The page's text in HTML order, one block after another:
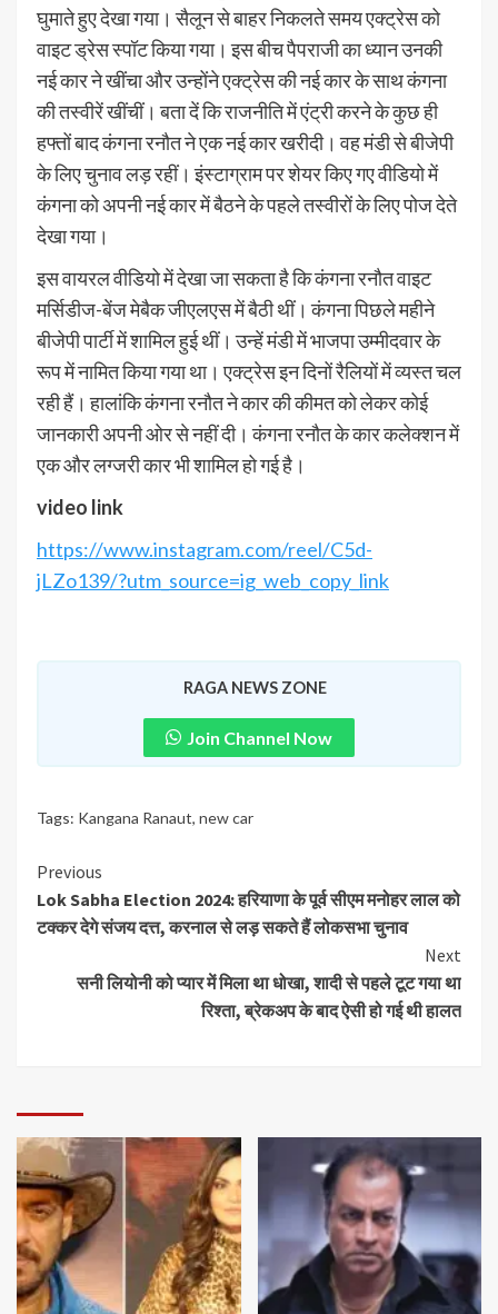
घुमाते हुए देखा गया। सैलून से बाहर निकलते समय एक्ट्रेस को
वाइट ड्रेस स्पॉट किया गया। इस बीच पैपराजी का ध्यान उनकी
नई कार ने खींचा और उन्होंने एक्ट्रेस की नई कार के साथ कंगना
की तस्वीरें खींचीं। बता दें कि राजनीति में एंट्री करने के कुछ ही
हफ्तों बाद कंगना रनौत ने एक नई कार खरीदी। वह मंडी से बीजेपी
के लिए चुनाव लड़ रहीं। इंस्टाग्राम पर शेयर किए गए वीडियो में
कंगना को अपनी नई कार में बैठने के पहले तस्वीरों के लिए पोज देते
देखा गया।
इस वायरल वीडियो में देखा जा सकता है कि कंगना रनौत वाइट
मर्सिडीज-बेंज मेबैक जीएलएस में बैठी थीं। कंगना पिछले महीने
बीजेपी पार्टी में शामिल हुई थीं। उन्हें मंडी में भाजपा उम्मीदवार के
रूप में नामित किया गया था। एक्ट्रेस इन दिनों रैलियों में व्यस्त चल
रही हैं। हालांकि कंगना रनौत ने कार की कीमत को लेकर कोई
जानकारी अपनी ओर से नहीं दी। कंगना रनौत के कार कलेक्शन में
एक और लग्जरी कार भी शामिल हो गई है।
video link
https://www.instagram.com/reel/C5d-
jLZo139/?utm_source=ig_web_copy_link
RAGA NEWS ZONE
Join Channel Now
Tags: Kangana Ranaut, new car
Previous
Lok Sabha Election 2024: हरियाणा के पूर्व सीएम मनोहर लाल को
टक्कर देगे संजय दत्त, करनाल से लड़ सकते हैं लोकसभा चुनाव
Next
सनी लियोनी को प्यार में मिला था धोखा, शादी से पहले टूट गया था
रिश्ता, ब्रेकअप के बाद ऐसी हो गई थी हालत